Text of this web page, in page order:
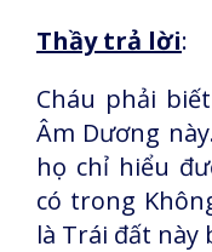
Thầy trả lời:
Cháu phải
Âm Dương
họ chỉ hiểu
có trong
là Trái đất này